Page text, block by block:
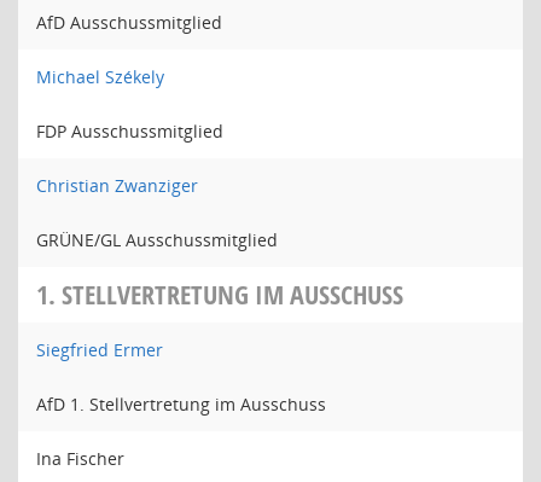
AfD Ausschussmitglied
Michael Székely
FDP Ausschussmitglied
Christian Zwanziger
GRÜNE/GL Ausschussmitglied
1. STELLVERTRETUNG IM AUSSCHUSS
Siegfried Ermer
AfD 1. Stellvertretung im Ausschuss
Ina Fischer